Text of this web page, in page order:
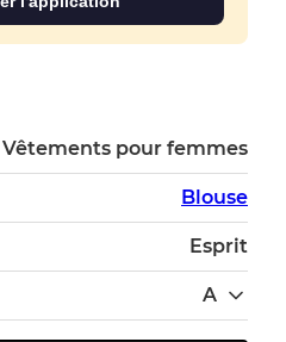
Vêtements pour femmes
Blouse
Esprit
A